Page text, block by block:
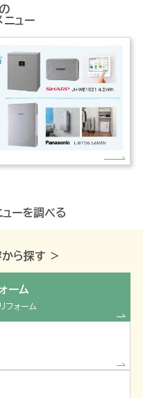
ニュー
ーを調べる
から探す ＞
ーム
フォーム